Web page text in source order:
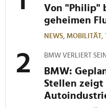
Von "Philip"
geheimen
NEWS, MOBILITÄT,
BMW VERLIERT
BMW:
Stellen zeigt